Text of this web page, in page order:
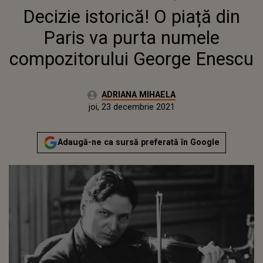
PURTA NUMELE COMPOZITORULUI
GEORGE ENESCU
Decizie istorică! O piață din
Paris va purta numele
compozitorului George Enescu
Autor:ADRIANA MIHAELA
joi, 23 decembrie 2021Actualizat:
joi, 23 decembrie 2021
Adaugă-ne ca sursă preferată în Google